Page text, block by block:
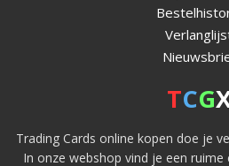
TCG
Trading Cards online kopen doe je
In onze webshop vind je een ruime